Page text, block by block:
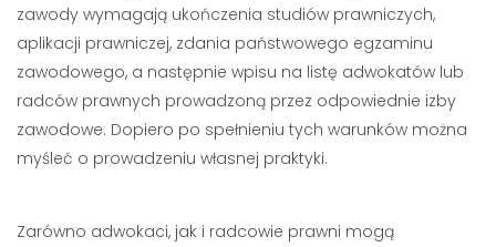
zawody wymagają ukończenia studiów prawniczych,
aplikacji prawniczej, zdania państwowego egzaminu
zawodowego, a następnie wpisu na listę adwokatów lub
radców prawnych prowadzoną przez odpowiednie izby
zawodowe. Dopiero po spełnieniu tych warunków można
myśleć o prowadzeniu własnej praktyki.
Zarówno adwokaci, jak i radcowie prawni mogą